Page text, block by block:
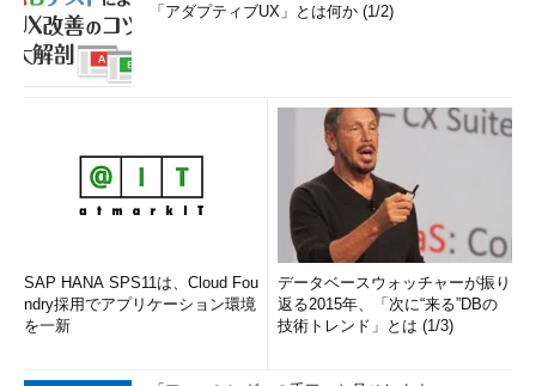
「アダプティブUX」とは何か (1/2)
SAP HANA SPS11は、Cloud Fou
ndry採用でアプリケーション環境
を一新
データベースウォッチャーが振り
返る2015年、「次に“来る”DBの
技術トレンド」とは (1/3)